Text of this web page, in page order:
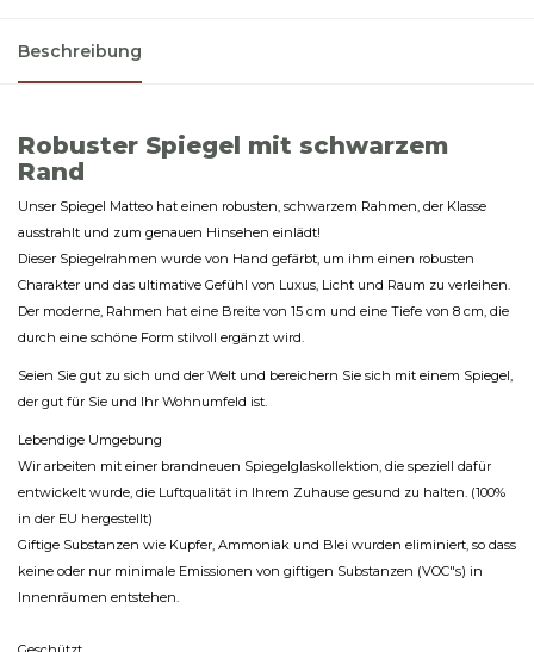
Beschreibung
Robuster Spiegel mit schwarzem
Rand
Unser Spiegel Matteo hat einen robusten, schwarzem Rahmen, der Klasse
ausstrahlt und zum genauen Hinsehen einlädt!
Dieser Spiegelrahmen wurde von Hand gefärbt, um ihm einen robusten
Charakter und das ultimative Gefühl von Luxus, Licht und Raum zu verleihen.
Der moderne, Rahmen hat eine Breite von 15 cm und eine Tiefe von 8 cm, die
durch eine schöne Form stilvoll ergänzt wird.
Seien Sie gut zu sich und der Welt und bereichern Sie sich mit einem Spiegel,
der gut für Sie und Ihr Wohnumfeld ist.
Lebendige Umgebung
Wir arbeiten mit einer brandneuen Spiegelglaskollektion, die speziell dafür
entwickelt wurde, die Luftqualität in Ihrem Zuhause gesund zu halten. (100%
in der EU hergestellt)
Giftige Substanzen wie Kupfer, Ammoniak und Blei wurden eliminiert, so dass
keine oder nur minimale Emissionen von giftigen Substanzen (VOC"s) in
Innenräumen entstehen.